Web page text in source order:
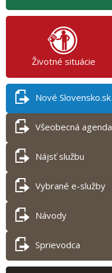
Životné situácie
Nové Slovensko.sk
Všeobecná agenda
Nájsť službu
Vybrané e-služby
Návody
Sprievodca